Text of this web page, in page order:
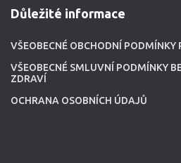
Důležité informace
VŠEOBECNÉ OBCHODNÍ PODMÍNKY
VŠEOBECNÉ SMLUVNÍ PODMÍNKY
ZDRAVÍ
OCHRANA OSOBNÍCH ÚDAJŮ